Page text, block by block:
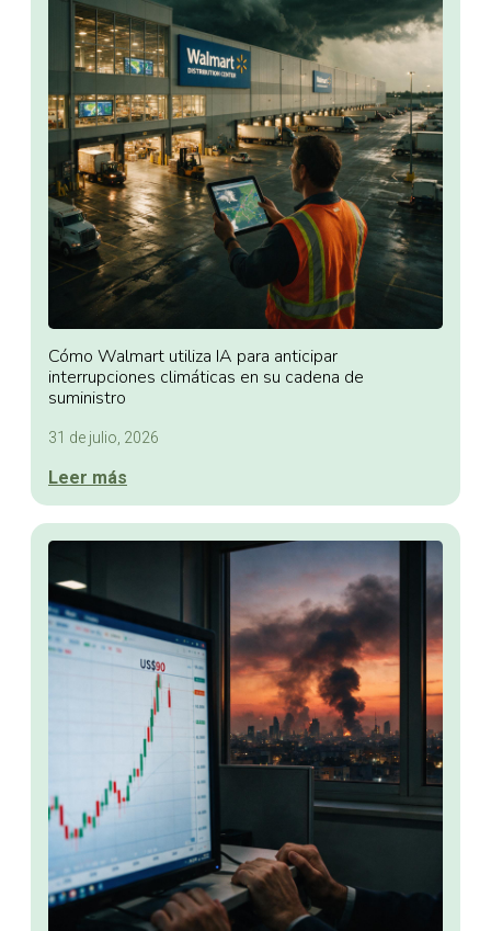
Cómo Walmart utiliza IA para anticipar
interrupciones climáticas en su cadena de
suministro
31 de julio, 2026
Leer más